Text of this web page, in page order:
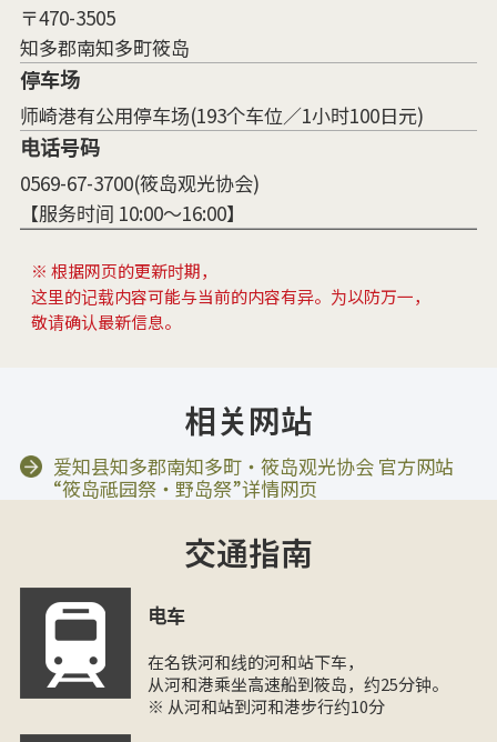
〒470-3505
知多郡南知多町筱岛
停车场
师崎港有公用停车场(193个车位／1小时100日元)
电话号码
0569-67-3700(筱岛观光协会)
【服务时间 10:00～16:00】
※ 根据网页的更新时期，
这里的记载内容可能与当前的内容有异。为以防万一，
敬请确认最新信息。
相关网站
爱知县知多郡南知多町・筱岛观光协会 官方网站
“筱岛祗园祭・野岛祭”详情网页
交通指南
电车
在名铁河和线的河和站下车，
从河和港乘坐高速船到筱岛，约25分钟。
※ 从河和站到河和港步行约10分